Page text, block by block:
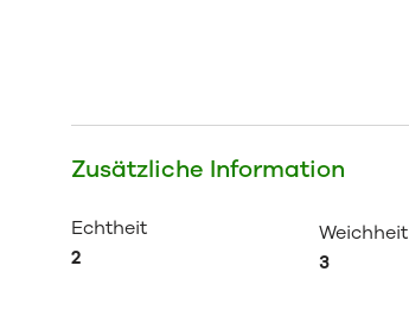
Zusätzliche Information
Echtheit
2
Weichheit
3